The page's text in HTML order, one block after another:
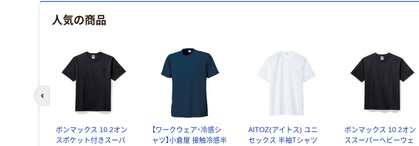
人気の商品
ボンマックス 10.2オン
スポケット付きスーパ
【ワークウェア・冷感シ
ャツ】小倉屋 接触冷感半
AITOZ(アイトス) ユニ
セックス 半袖Tシャツ
ボンマックス 10.2オン
ススーパーヘビーウェ
前のスライドへ